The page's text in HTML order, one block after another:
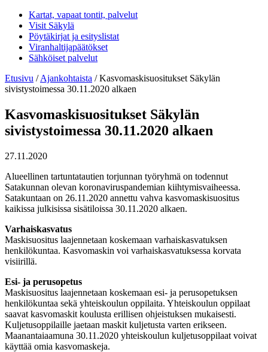
Kartat, vapaat tontit, palvelut
Visit Säkylä
Pöytäkirjat ja esityslistat
Viranhaltijapäätökset
Sähköiset palvelut
Etusivu /Ajankohtaista /Kasvomaskisuositukset Säkylän
sivistystoimessa 30.11.2020 alkaen
Kasvomaskisuositukset Säkylän
sivistystoimessa 30.11.2020 alkaen
27.11.2020
Alueellinen tartuntatautien torjunnan työryhmä on todennut
Satakunnan olevan koronaviruspandemian kiihtymisvaiheessa.
Satakuntaan on 26.11.2020 annettu vahva kasvomaskisuositus
kaikissa julkisissa sisätiloissa 30.11.2020 alkaen.
Varhaiskasvatus
Maskisuositus laajennetaan koskemaan varhaiskasvatuksen
henkilökuntaa. Kasvomaskin voi varhaiskasvatuksessa korvata
visiirillä.
Esi- ja perusopetus
Maskisuositus laajennetaan koskemaan esi- ja perusopetuksen
henkilökuntaa sekä yhteiskoulun oppilaita. Yhteiskoulun oppilaat
saavat kasvomaskit koulusta erillisen ohjeistuksen mukaisesti.
Kuljetusoppilaille jaetaan maskit kuljetusta varten erikseen.
Maanantaiaamuna 30.11.2020 yhteiskoulun kuljetusoppilaat voivat
käyttää omia kasvomaskeja.